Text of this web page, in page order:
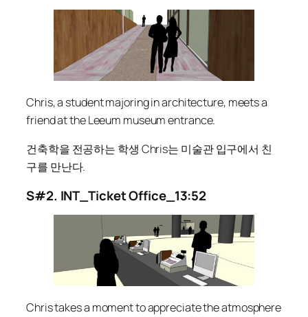
Chris, a student majoring in architecture, meets a
friend at the Leeum museum entrance.
건축학을 전공하는 학생 Chris는 미술관 입구에서 친
구를 만난다.
S#2. INT_Ticket Office_13:52
Chris takes a moment to appreciate the atmosphere